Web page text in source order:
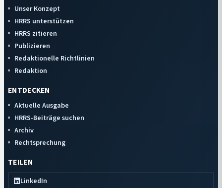
Unser Konzept
HRRS unterstützen
HRRS zitieren
Publizieren
Redaktionelle Richtlinien
Redaktion
ENTDECKEN
Aktuelle Ausgabe
HRRS-Beiträge suchen
Archiv
Rechtsprechung
TEILEN
LinkedIn